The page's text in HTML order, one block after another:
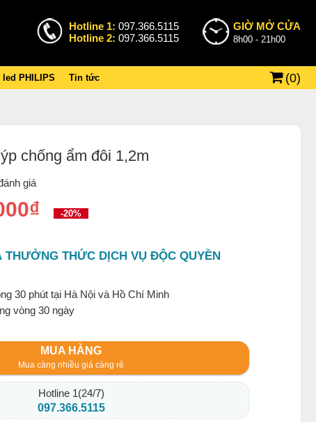
Hotline 1: 097.366.5115
Hotline 2: 097.366.5115
GIỜ MỞ CỬA
8h00 - 21h00
PHILIPS Tin tức (0)
chống ẩm đôi 1,2m
giá
-20%
THƯỞNG THỨC DỊCH VỤ ĐỘC QUYỀN
30 phút tại Hà Nội và Hồ Chí Minh
vòng 30 ngày
MUA HÀNG
Mua càng nhiều giá càng rẻ
Hotline 1(24/7)
097.366.5115